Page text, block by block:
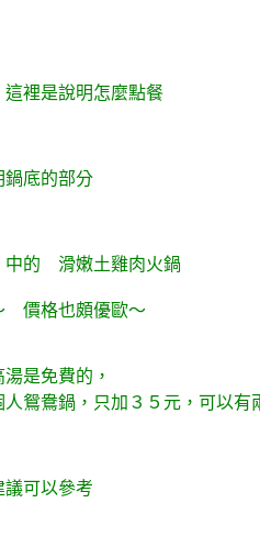
裡是說明怎麼點餐
鍋底的部分
的 滑嫩土雞肉火鍋
價格也頗優歐～
是免費的，
鴛鴦鍋，只加３５ 元，可以
可以參考